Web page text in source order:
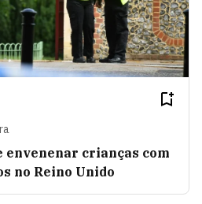
envenenar crianças com
no Reino Unido